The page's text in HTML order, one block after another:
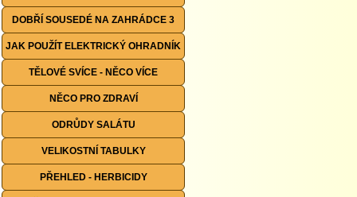
DOBŘÍ SOUSEDÉ NA ZAHRÁDCE 3
JAK POUŽÍT ELEKTRICKÝ OHRADNÍK
TĚLOVÉ SVÍCE - NĚCO VÍCE
NĚCO PRO ZDRAVÍ
ODRŮDY SALÁTU
VELIKOSTNÍ TABULKY
PŘEHLED - HERBICIDY